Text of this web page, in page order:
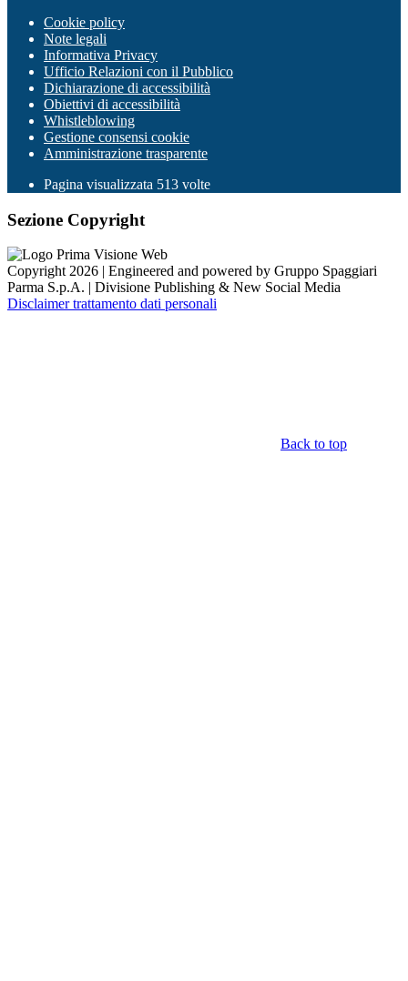
Cookie policy
Note legali
Informativa Privacy
Ufficio Relazioni con il Pubblico
Dichiarazione di accessibilità
Obiettivi di accessibilità
Whistleblowing
Gestione consensi cookie
Amministrazione trasparente
Pagina visualizzata 513 volte
Sezione Copyright
Copyright 2026 | Engineered and powered by Gruppo Spaggiari
Parma S.p.A. | Divisione Publishing & New Social Media
Disclaimer trattamento dati personali
Back to top